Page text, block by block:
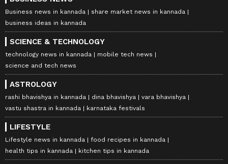
Business news in kannada
share market news in kannada
business ideas in kannada
SCIENCE & TECHNOLOGY
technology news in kannada
mobile tech news
science and tech news
ASTROLOGY
rashi bhavishya in kannada dina bhavishya
vara bhavishya
vastu shastra in kannada
karnataka festivals
LIFESTYLE
Lifestyle news in kannada
food recipes in kannada
health tips in kannada
kitchen tips in kannada